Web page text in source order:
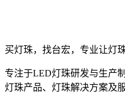
买灯珠，找台宏，专业让灯
专注于LED灯珠研发与生产
灯珠产品、灯珠解决方案及